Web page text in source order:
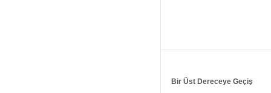
Bir Üst Dereceye Geçiş